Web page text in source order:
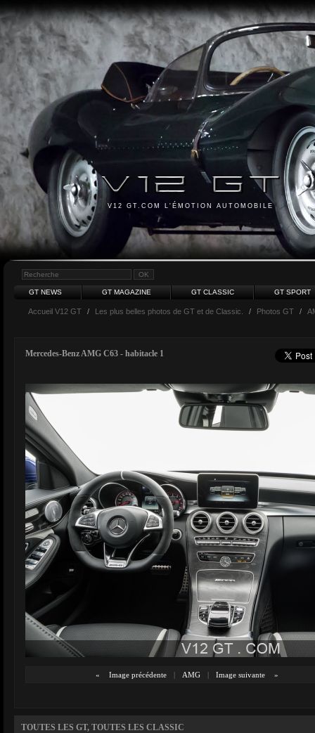
V12 GT.COM L'ÉMOTION AUTOMOBILE
GT NEWS GT MAGAZINE GT CLASSIC GT SPORT
Accueil V12 GT / Les plus belles photos de GT et de Classic. / Photos GT /
Mercedes-Benz AMG C63 - habitacle 1
« Image précédente | AMG | Image suivante »
TOUTES LES GT, TOUTES LES CLASSIC